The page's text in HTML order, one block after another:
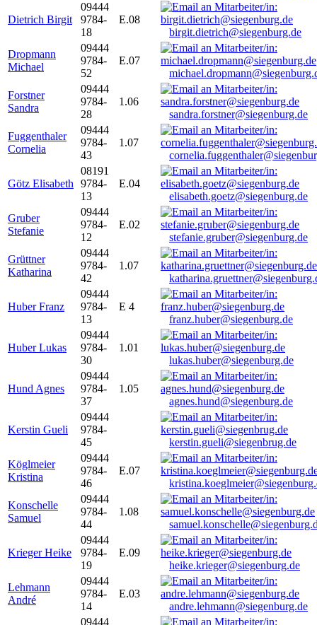
Dietrich Birgit
09444
9784-
18
E.08
birgit.dietrich@siegenburg.de
Dropmann
Michael
09444
9784-
52
E.07
Forstner
Sandra
09444
9784-
28
1.06
sandra.forstner@siegenburg.de
Fuggenthaler
Cornelia
09444
9784-
43
1.07
Götz Elisabeth
08191
9784-
13
E.04
elisabeth.goetz@siegenburg.de
Gruber
Stefanie
09444
9784-
12
E.02
stefanie.gruber@siegenburg.de
Grüttner
Katharina
09444
9784-
42
1.07
Huber Franz
09444
9784-
13
E 4
franz.huber@siegenburg.de
Huber Lukas
09444
9784-
30
1.01
lukas.huber@siegenburg.de
Hund Agnes
09444
9784-
37
1.05
agnes.hund@siegenburg.de
Kerstin Gueli
09444
9784-
45
kerstin.gueli@siegenbrug.de
Köglmeier
Kristina
09444
9784-
46
E.07
Konschelle
Samuel
09444
9784-
44
1.08
Krieger Heike
09444
9784-
19
E.09
heike.krieger@siegenburg.de
Lehmann
André
09444
9784-
14
E.03
andre.lehmann@siegenburg.de
09444